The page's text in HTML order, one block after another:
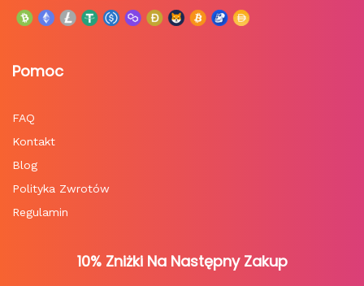
Pomoc
FAQ
Kontakt
Blog
Polityka Zwrotów
Regulamin
10% Zniżki Na Następny Zakup